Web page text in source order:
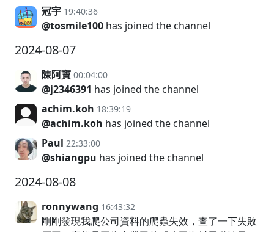
冠宇 19:40:36
@tosmile100 has joined the channel
2024-08-07
陳阿寶 00:04:00
@j2346391 has joined the channel
achim.koh 18:39:19
@achim.koh has joined the channel
Paul 22:33:00
@shiangpu has joined the channel
2024-08-08
ronnywang 16:43:32
剛剛發現我爬公司資料的爬蟲失效，查了一下失敗